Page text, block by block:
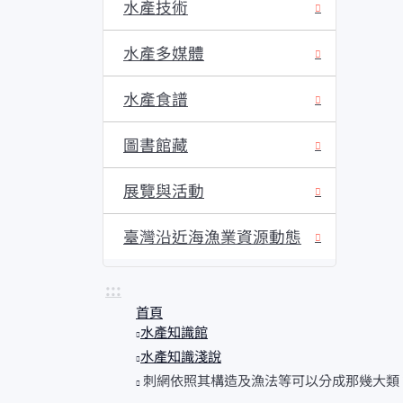
水產技術
水產多媒體
水產食譜
圖書館藏
展覽與活動
臺灣沿近海漁業資源動態
:::
首頁
水產知識館
水產知識淺說
刺網依照其構造及漁法等可以分成那幾大類